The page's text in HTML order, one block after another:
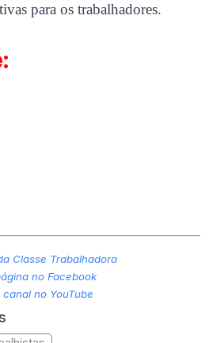
para os trabalhadores.
Classe Trabalhadora
no Facebook
no YouTube